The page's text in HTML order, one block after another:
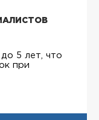
5 лет, что
при